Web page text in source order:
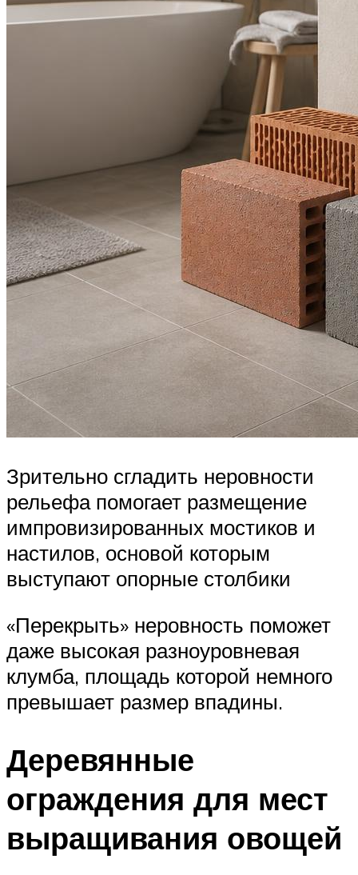
Зрительно сгладить неровности
рельефа помогает размещение
импровизированных мостиков и
настилов, основой которым
выступают опорные столбики
«Перекрыть» неровность поможет
даже высокая разноуровневая
клумба, площадь которой немного
превышает размер впадины.
Деревянные
ограждения для мест
выращивания овощей